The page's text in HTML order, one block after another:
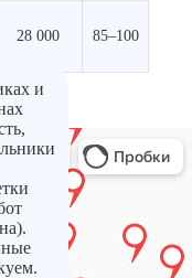
28 000 85–100
и